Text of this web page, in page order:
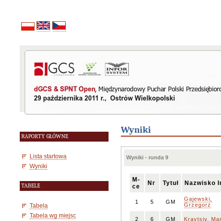
RAPORTY GŁÓWNE
Lista startowa
Wyniki
TABELE
Tabela
Tabela wg miejsc
Wyniki
Wyniki - runda 9
M-
ce
Nr Tytuł Nazwisko
1 5 GM
Gajewski,
Grzegorz
2 6 GM Kravtsiv,